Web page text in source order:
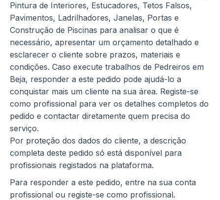
Pintura de Interiores, Estucadores, Tetos Falsos,
Pavimentos, Ladrilhadores, Janelas, Portas e
Construção de Piscinas para analisar o que é
necessário, apresentar um orçamento detalhado e
esclarecer o cliente sobre prazos, materiais e
condições. Caso execute trabalhos de Pedreiros em
Beja, responder a este pedido pode ajudá-lo a
conquistar mais um cliente na sua área. Registe-se
como profissional para ver os detalhes completos do
pedido e contactar diretamente quem precisa do
serviço.
Por proteção dos dados do cliente, a descrição
completa deste pedido só está disponível para
profissionais registados na plataforma.
Para responder a este pedido, entre na sua conta
profissional ou registe-se como profissional.